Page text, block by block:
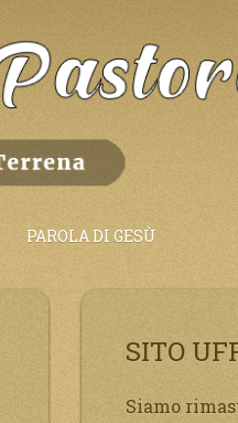
PAROLA DI GESÙ
SITO
Siamo